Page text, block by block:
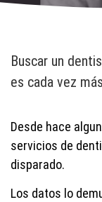
Buscar un
es cada vez
Desde hace
servicios de
disparado.
Los datos lo